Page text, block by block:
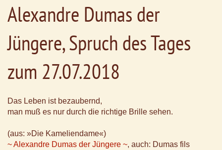
Alexandre Dumas der
Jüngere, Spruch des Tages
zum 27.07.2018
Das Leben ist bezaubernd,
man muß es nur durch die richtige Brille sehen.
(aus: »Die Kameliendame«)
~ Alexandre Dumas der Jüngere ~, auch: Dumas fils